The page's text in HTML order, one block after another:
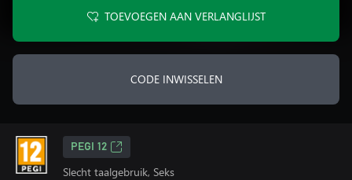
TOEVOEGEN AAN VERLANGLIJST
CODE INWISSELEN
PEGI 12
Slecht taalgebruik, Seks